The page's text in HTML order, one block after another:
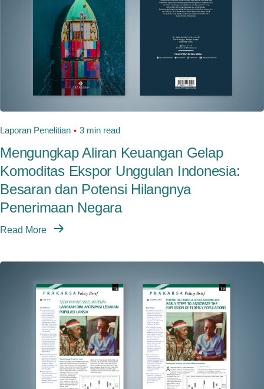
Laporan Penelitian 3 min read
Mengungkap Aliran Keuangan Gelap
Komoditas Ekspor Unggulan Indonesia:
Besaran dan Potensi Hilangnya
Penerimaan Negara
Read More